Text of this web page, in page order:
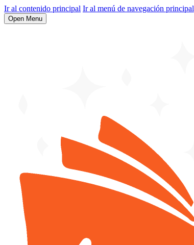
Ir al contenido principal Ir al menú de navegación principal
Open Menu